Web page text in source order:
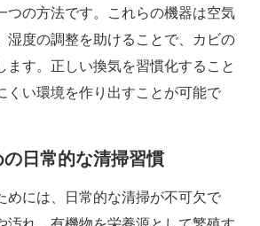
つの方法です。これらの機器は空気
湿度の調整を助けることで、カビの
ます。正しい換気を習慣化すること
くい環境を作り出すことが可能で
日常的な清掃習慣
めには、日常的な清掃が不可欠で